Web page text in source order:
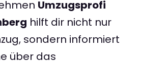
Umzugsprofi
hilft dir nicht nur
sondern informiert
über das